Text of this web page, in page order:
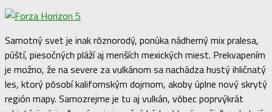
Samotný svet je inak rôznorodý, ponúka nádherný mix pralesa,
púští, piesočných pláží aj menších mexických miest. Prekvapením
je možno, že na severe za vulkánom sa nachádza hustý ihličnatý
les, ktorý pôsobí kalifornským dojmom, akoby úplne nový skrytý
región mapy. Samozrejme je tu aj vulkán, vôbec poprvýkrát